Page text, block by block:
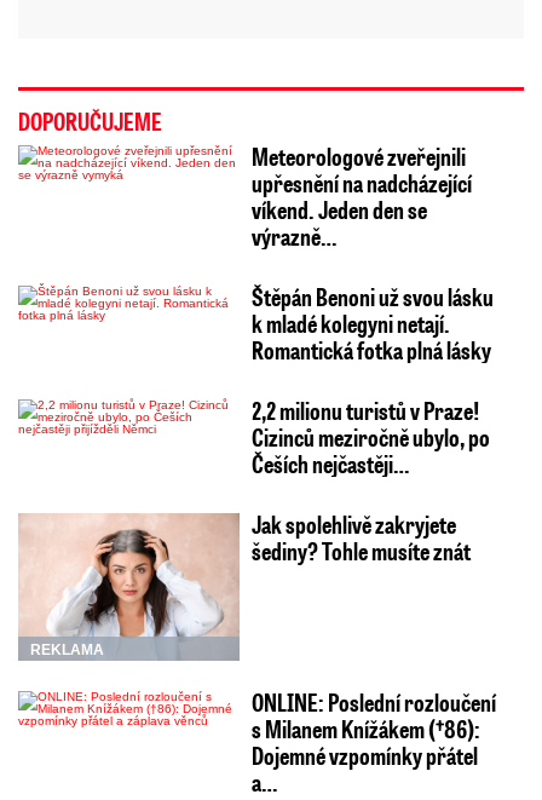
DOPORUČUJEME
Meteorologové zveřejnili
upřesnění na nadcházející
víkend. Jeden den se
výrazně…
Štěpán Benoni už svou lásku
k mladé kolegyni netají.
Romantická fotka plná lásky
2,2 milionu turistů v Praze!
Cizinců meziročně ubylo, po
Češích nejčastěji…
REKLAMA
Jak spolehlivě zakryjete
šediny? Tohle musíte znát
ONLINE: Poslední rozloučení
s Milanem Knížákem (†86):
Dojemné vzpomínky přátel
a…